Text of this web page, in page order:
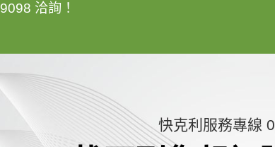
洽詢！
快克利服務專線